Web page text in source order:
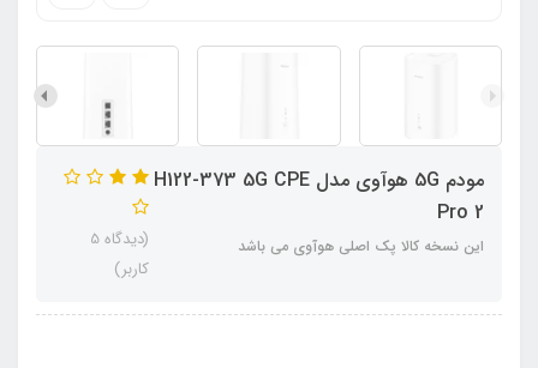
مودم 5G هوآوی مدل H122-373 5G CPE
Pro 2
این نسخه کالا پک اصلی هوآوی می باشد
(دیدگاه 5
کاربر)